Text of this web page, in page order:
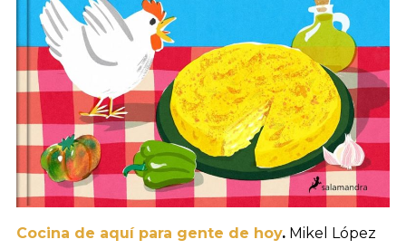
Cocina de aquí para gente de hoy. Mikel López